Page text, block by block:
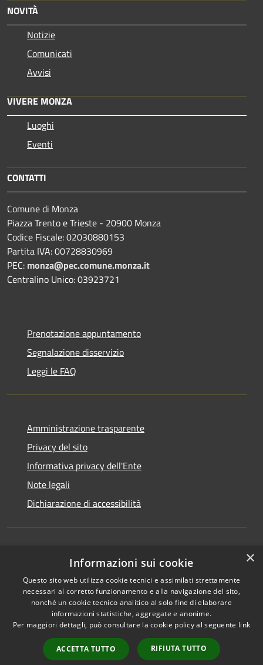
NOVITÀ
Notizie
Comunicati
Avvisi
VIVERE MONZA
Luoghi
Eventi
CONTATTI
Comune di Monza
Piazza Trento e Trieste - 20900 Monza
Codice Fiscale: 02030880153
Partita IVA: 00728830969
PEC: monza@pec.comune.monza.it
Centralino Unico: 03923721
Prenotazione appuntamento
Segnalazione disservizio
Leggi le FAQ
Amministrazione trasparente
Privacy del sito
Informativa privacy dell'Ente
Note legali
Dichiarazione di accessibilità
Newsletter
RSS
Accessibilità
Copyright © 2026 • Comune di
Municipium•
Accesso
×
Informazioni sui cookie
Questo sito web utilizza cookie tecnici e assimilati strettamente
necessari al corretto funzionamento e alla navigazione del sito,
nonché un cookie tecnico analitico al solo fine di elaborare
informazioni statistiche, aggregate e anonime.
Per maggiori dettagli, può consultare la cookie policy al seguente link
ACCETTA TUTTO RIFIUTA TUTTO